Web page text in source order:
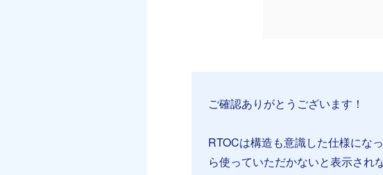
ご確認ありがとうございます！
RTOCは構造も意識した仕様にな
ら使っていただかないと表示され